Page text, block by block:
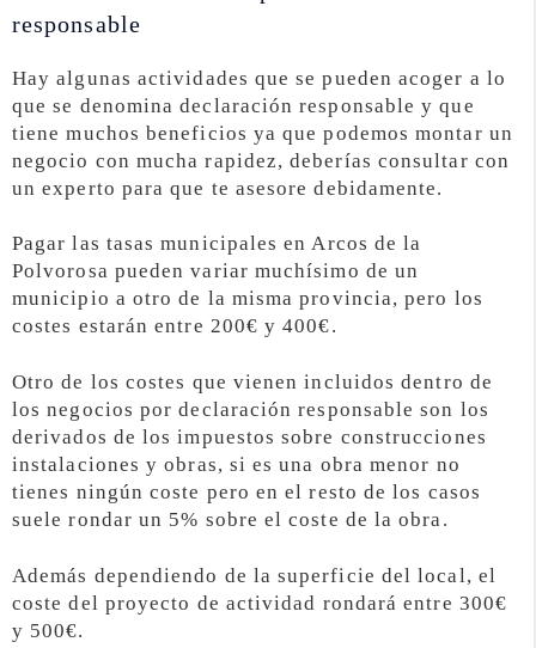
responsable
Hay algunas actividades que se pueden acoger a lo
que se denomina declaración responsable y que
tiene muchos beneficios ya que podemos montar un
negocio con mucha rapidez, deberías consultar con
un experto para que te asesore debidamente.
Pagar las tasas municipales en Arcos de la
Polvorosa pueden variar muchísimo de un
municipio a otro de la misma provincia, pero los
costes estarán entre 200€ y 400€.
Otro de los costes que vienen incluidos dentro de
los negocios por declaración responsable son los
derivados de los impuestos sobre construcciones
instalaciones y obras, si es una obra menor no
tienes ningún coste pero en el resto de los casos
suele rondar un 5% sobre el coste de la obra.
Además dependiendo de la superficie del local, el
coste del proyecto de actividad rondará entre 300€
y 500€.